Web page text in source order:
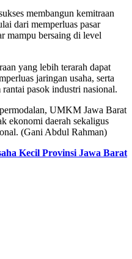
membangun kemitraan
dari memperluas pasar
mampu bersaing di level
yang lebih terarah dapat
jaringan usaha, serta
pasok industri nasional.
UMKM Jawa Barat
ekonomi daerah sekaligus
(Gani Abdul Rahman)
Kecil Provinsi Jawa Barat